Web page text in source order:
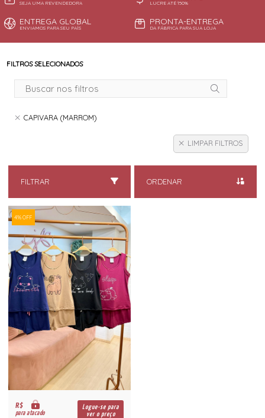
SEJA UMA REVENDEDORA LUCRE ATÉ 150%
ENTREGA GLOBAL
ENVIAMOS PARA SEU PAÍS
PRONTA-ENTREGA
DA FÁBRICA PARA SUA LOJA
FILTROS SELECIONADOS
CAPIVARA (MARROM)
LIMPAR FILTROS
FILTRAR ORDENAR
4% OFF
R$
para atacado
Logue-se para
ver o preço